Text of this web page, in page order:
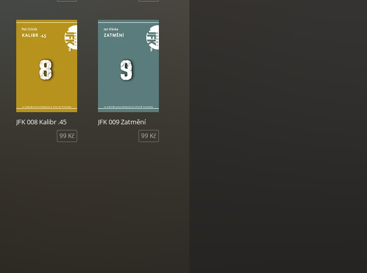
JFK 008 Kalibr .45
99 Kč
JFK 009 Zatmění
99 Kč